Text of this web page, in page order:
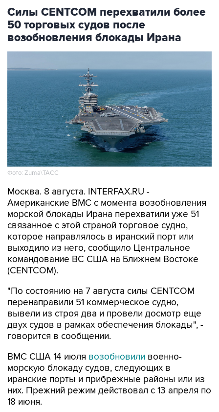
Силы CENTCOM перехватили более
50 торговых судов после
возобновления блокады Ирана
Фото: Zuma\ТАСС
Москва. 8 августа. INTERFAX.RU -
Американские ВМС с момента возобновления
морской блокады Ирана перехватили уже 51
связанное с этой страной торговое судно,
которое направлялось в иранский порт или
выходило из него, сообщило Центральное
командование ВС США на Ближнем Востоке
(CENTCOM).
"По состоянию на 7 августа силы CENTCOM
перенаправили 51 коммерческое судно,
вывели из строя два и провели досмотр еще
двух судов в рамках обеспечения блокады", -
говорится в сообщении.
ВМС США 14 июля возобновили военно-
морскую блокаду судов, следующих в
иранские порты и прибрежные районы или из
них. Прежний режим действовал с 13 апреля по
18 июня.